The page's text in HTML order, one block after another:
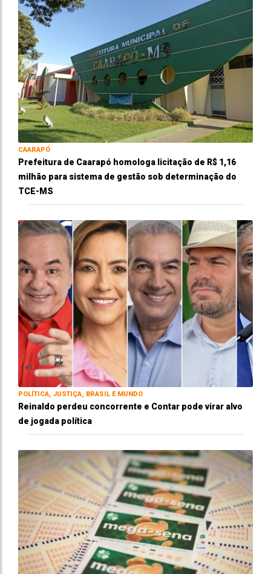
CAARAPÓ
Prefeitura de Caarapó homologa licitação de R$ 1,16
milhão para sistema de gestão sob determinação do
TCE-MS
POLÍTICA, JUSTIÇA, BRASIL E MUNDO
Reinaldo perdeu concorrente e Contar pode virar alvo
de jogada política